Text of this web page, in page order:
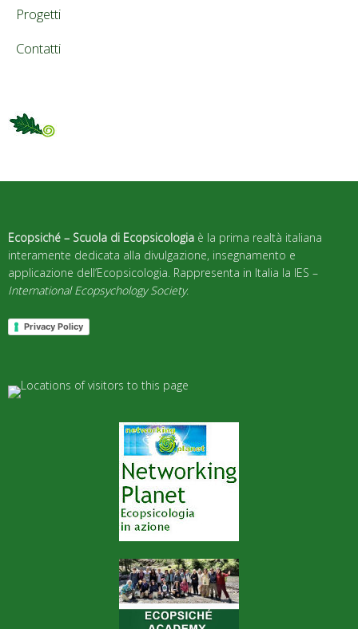
Progetti
Contatti
Ecopsiché – Scuola di Ecopsicologia è la prima realtà italiana
interamente dedicata alla divulgazione, insegnamento e
applicazione dell’Ecopsicologia. Rappresenta in Italia la IES –
International Ecopsychology Society.
Privacy Policy